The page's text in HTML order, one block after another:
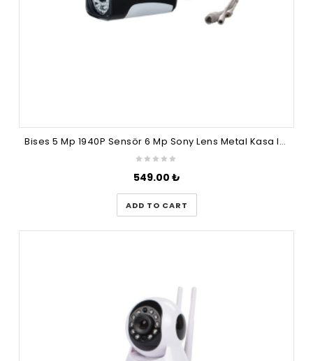
Bises 5 Mp 1940P Sensör 6 Mp Sony Lens Metal Kasa Ip Güvenlik Kamerası_bs 548IP
549.00 ₺
ADD TO CART